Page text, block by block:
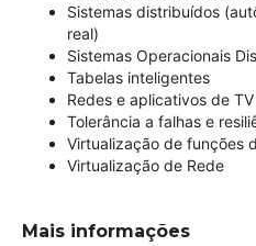
Sistemas distribuídos
real)
Sistemas Operacionais
Tabelas inteligentes
Redes e aplicativos de
Tolerância a falhas e
Virtualização de funções
Virtualização de Rede
Mais informações